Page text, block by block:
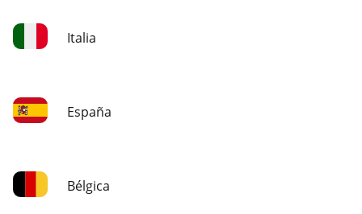
Italia
España
Bélgica